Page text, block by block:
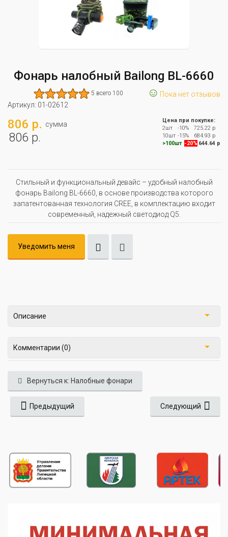
Фонарь налобный Bailong BL-6660
5 всего 100 ☺ Пока нет отзывов
Артикул: 01-02612
806 р. сумма
806 р.
Цена при покупке:
2шт
-10%
725.22 р
10шт -15%
684.93 р
>100шт -20% 644.64 р
Стильный и функциональный девайс – удобный налобный
фонарь Bailong BL-6660, в основе производства которого
запатентованная технология CREE, в комплектацию входит
современный, надежный светодиод Q5.
Уведомить меня
Описание
Комментарии (0)
Вернуться к: Налобные фонари
Предыдущий Следующий